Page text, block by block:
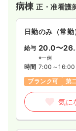
病棟正・准看護
日勤のみ（常勤
給与 20.0〜
※一例
時間 7:00～16:00
ブランク可
第
気に